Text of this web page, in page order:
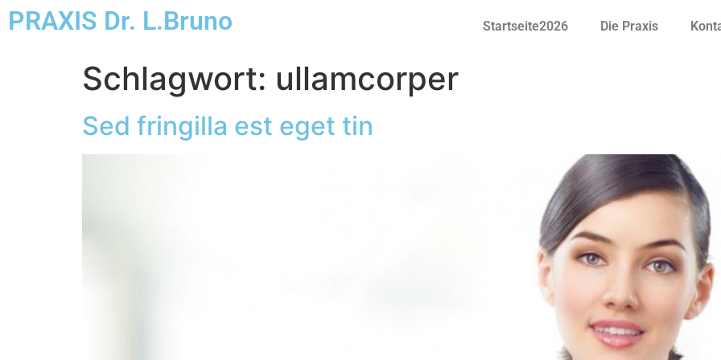
PRAXIS Dr. L.Bruno Startseite2026 Die Praxis
Schlagwort: ullamcorper
Sed fringilla est eget tin